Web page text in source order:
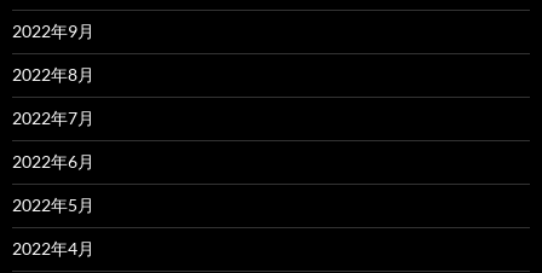
2022年9月
2022年8月
2022年7月
2022年6月
2022年5月
2022年4月